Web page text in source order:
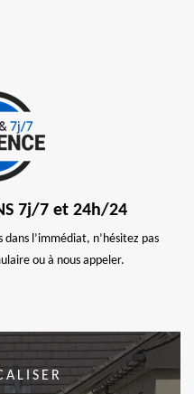
7j/7 et 24h/24
dans l’immédiat, n’hésitez pas
ou à nous appeler.